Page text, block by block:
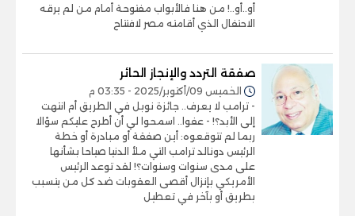
أو..أو..! من هنا فالأبواب مفتوحة أمام من لم يرقه
الاحتفال الذي أقامته مصر لافتتاح
صفقة التردد والإنجاز الحائر
الخميس 09/أكتوبر/2025 - 03:35 م
- ترامب لا يعرف.. جائزة نوبل في الطريق أم انتهت
إلى الأبد؟! - عفوا.. اسمحوا لي أن أطرح عليكم سؤالا
ربما لم تتوقعوه: أين صفقة أو مبادرة أو خطة
الرئيس دونالد ترامب التي ملأ الدنيا صياحا بشأنها
على مدى سنوات وسنوات؟! لقد توعد الرئيس
الأمريكي بإنزال أقصى العقوبات ضد كل من يتسبب
بطريق أو بآخر في تعطيل